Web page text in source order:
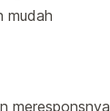
mudah
meresponsnya